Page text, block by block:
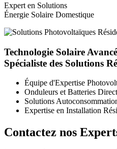
Expert en Solutions
Énergie Solaire Domestique
Technologie Solaire
Spécialiste des Solutions
Équipe d'Expertise
Onduleurs et Batteries
Solutions
Expertise en Installation
Contactez nos